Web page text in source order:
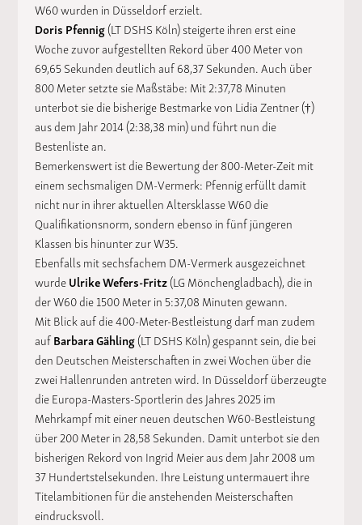
W60 wurden in Düsseldorf erzielt.
Doris Pfennig(LT DSHS Köln) steigerte ihren erst eine
Woche zuvor aufgestellten Rekord über 400 Meter von
69,65 Sekunden deutlich auf 68,37 Sekunden. Auch über
800 Meter setzte sie Maßstäbe: Mit 2:37,78 Minuten
unterbot sie die bisherige Bestmarke von Lidia Zentner (†)
aus dem Jahr 2014 (2:38,38 min) und führt nun die
Bestenliste an.
Bemerkenswert ist die Bewertung der 800-Meter-Zeit mit
einem sechsmaligen DM-Vermerk: Pfennig erfüllt damit
nicht nur in ihrer aktuellen Altersklasse W60 die
Qualifikationsnorm, sondern ebenso in fünf jüngeren
Klassen bis hinunter zur W35.
Ebenfalls mit sechsfachem DM-Vermerk ausgezeichnet
wurdeUlrike Wefers-Fritz(LG Mönchengladbach), die in
der W60 die 1500 Meter in 5:37,08 Minuten gewann.
Mit Blick auf die 400-Meter-Bestleistung darf man zudem
aufBarbara Gähling(LT DSHS Köln) gespannt sein, die bei
den Deutschen Meisterschaften in zwei Wochen über die
zwei Hallenrunden antreten wird. In Düsseldorf überzeugte
die Europa-Masters-Sportlerin des Jahres 2025 im
Mehrkampf mit einer neuen deutschen W60-Bestleistung
über 200 Meter in 28,58 Sekunden. Damit unterbot sie den
bisherigen Rekord von Ingrid Meier aus dem Jahr 2008 um
37 Hundertstelsekunden. Ihre Leistung untermauert ihre
Titelambitionen für die anstehenden Meisterschaften
eindrucksvoll.